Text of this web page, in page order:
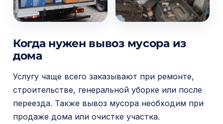
Когда нужен вывоз мусора из
дома
Услугу чаще всего заказывают при ремонте,
строительстве, генеральной уборке или после
переезда. Также вывоз мусора необходим при
продаже дома или очистке участка.